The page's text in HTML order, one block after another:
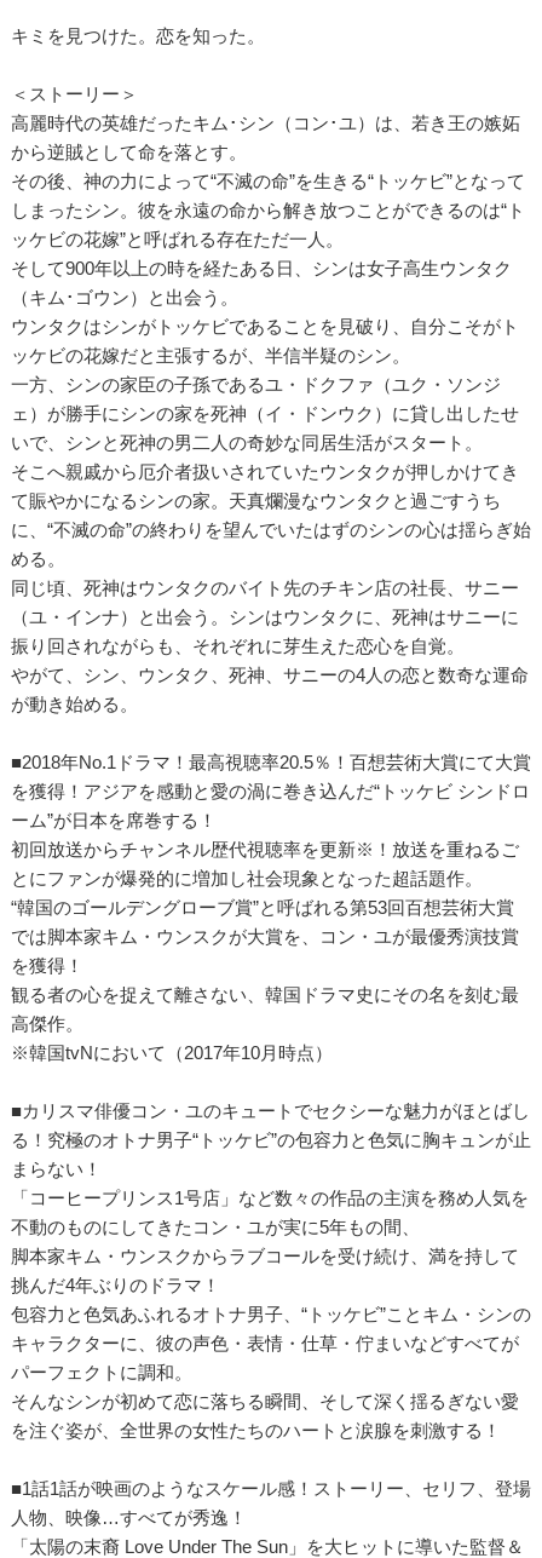
キミを見つけた。恋を知った。
＜ストーリー＞
高麗時代の英雄だったキム･シン（コン･ユ）は、若き王の嫉妬
から逆賊として命を落とす。
その後、神の力によって“不滅の命”を生きる“トッケビ”となって
しまったシン。彼を永遠の命から解き放つことができるのは“ト
ッケビの花嫁”と呼ばれる存在ただ一人。
そして900年以上の時を経たある日、シンは女子高生ウンタク
（キム･ゴウン）と出会う。
ウンタクはシンがトッケビであることを見破り、自分こそがト
ッケビの花嫁だと主張するが、半信半疑のシン。
一方、シンの家臣の子孫であるユ・ドクファ（ユク・ソンジ
ェ）が勝手にシンの家を死神（イ・ドンウク）に貸し出したせ
いで、シンと死神の男二人の奇妙な同居生活がスタート。
そこへ親戚から厄介者扱いされていたウンタクが押しかけてき
て賑やかになるシンの家。天真爛漫なウンタクと過ごすうち
に、“不滅の命”の終わりを望んでいたはずのシンの心は揺らぎ始
める。
同じ頃、死神はウンタクのバイト先のチキン店の社長、サニー
（ユ・インナ）と出会う。シンはウンタクに、死神はサニーに
振り回されながらも、それぞれに芽生えた恋心を自覚。
やがて、シン、ウンタク、死神、サニーの4人の恋と数奇な運命
が動き始める。
■2018年No.1ドラマ！最高視聴率20.5％！百想芸術大賞にて大賞
を獲得！アジアを感動と愛の渦に巻き込んだ“トッケビ シンドロ
ーム”が日本を席巻する！
初回放送からチャンネル歴代視聴率を更新※！放送を重ねるご
とにファンが爆発的に増加し社会現象となった超話題作。
“韓国のゴールデングローブ賞”と呼ばれる第53回百想芸術大賞
では脚本家キム・ウンスクが大賞を、コン・ユが最優秀演技賞
を獲得！
観る者の心を捉えて離さない、韓国ドラマ史にその名を刻む最
高傑作。
※韓国tvNにおいて（2017年10月時点）
■カリスマ俳優コン・ユのキュートでセクシーな魅力がほとばし
る！究極のオトナ男子“トッケビ”の包容力と色気に胸キュンが止
まらない！
「コーヒープリンス1号店」など数々の作品の主演を務め人気を
不動のものにしてきたコン・ユが実に5年もの間、
脚本家キム・ウンスクからラブコールを受け続け、満を持して
挑んだ4年ぶりのドラマ！
包容力と色気あふれるオトナ男子、“トッケビ”ことキム・シンの
キャラクターに、彼の声色・表情・仕草・佇まいなどすべてが
パーフェクトに調和。
そんなシンが初めて恋に落ちる瞬間、そして深く揺るぎない愛
を注ぐ姿が、全世界の女性たちのハートと涙腺を刺激する！
■1話1話が映画のようなスケール感！ストーリー、セリフ、登場
人物、映像…すべてが秀逸！
「太陽の末裔 Love Under The Sun」を大ヒットに導いた監督＆